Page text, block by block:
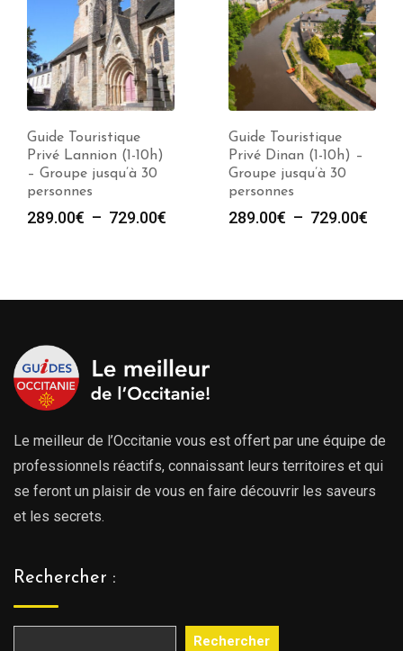
Guide Touristique
Privé Lannion (1-10h)
– Groupe jusqu’à 30
personnes
289.00€ – 729.00€
à
Guide Touristique
Privé Dinan (1-10h) –
Groupe jusqu’à 30
personnes
289.00€ – 729.00€
à
Le meilleur de l’Occitanie vous est offert par une équipe de
professionnels réactifs, connaissant leurs territoires et qui
se feront un plaisir de vous en faire découvrir les saveurs
et les secrets.
Rechercher :
Rechercher